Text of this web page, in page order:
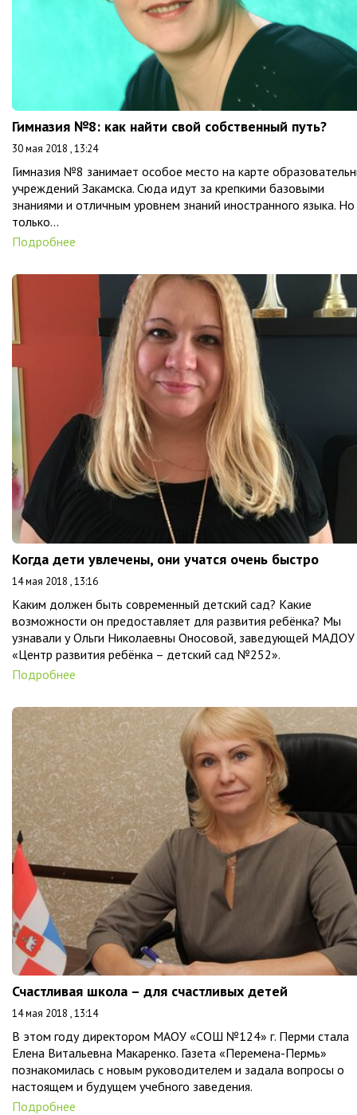
Гимназия №8: как найти свой собственный путь?
30 мая 2018 , 13:24
Гимназия №8 занимает особое место на карте
учреждений Закамска. Сюда идут за крепкими базовыми
знаниями и отличным уровнем знаний иностранного языка.
только…
Подробнее
Когда дети увлечены, они учатся очень быстро
14 мая 2018 , 13:16
Каким должен быть современный детский сад? Какие
возможности он предоставляет для развития ребёнка? Мы
узнавали у Ольги Николаевны Оносовой, заведующей МАДОУ
«Центр развития ребёнка – детский сад №252».
Подробнее
Счастливая школа – для счастливых детей
14 мая 2018 , 13:14
В этом году директором МАОУ «СОШ №124» г. Перми стала
Елена Витальевна Макаренко. Газета «Перемена-Пермь»
познакомилась с новым руководителем и задала вопросы о
настоящем и будущем учебного заведения.
Подробнее